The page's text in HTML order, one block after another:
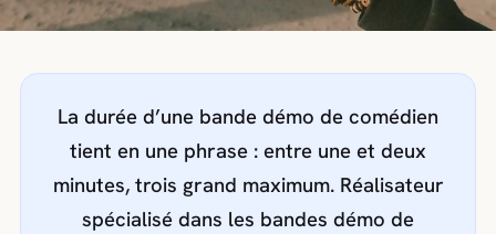
La durée d’une bande démo de comédien
tient en une phrase : entre une et deux
minutes, trois grand maximum. Réalisateur
spécialisé dans les bandes démo de